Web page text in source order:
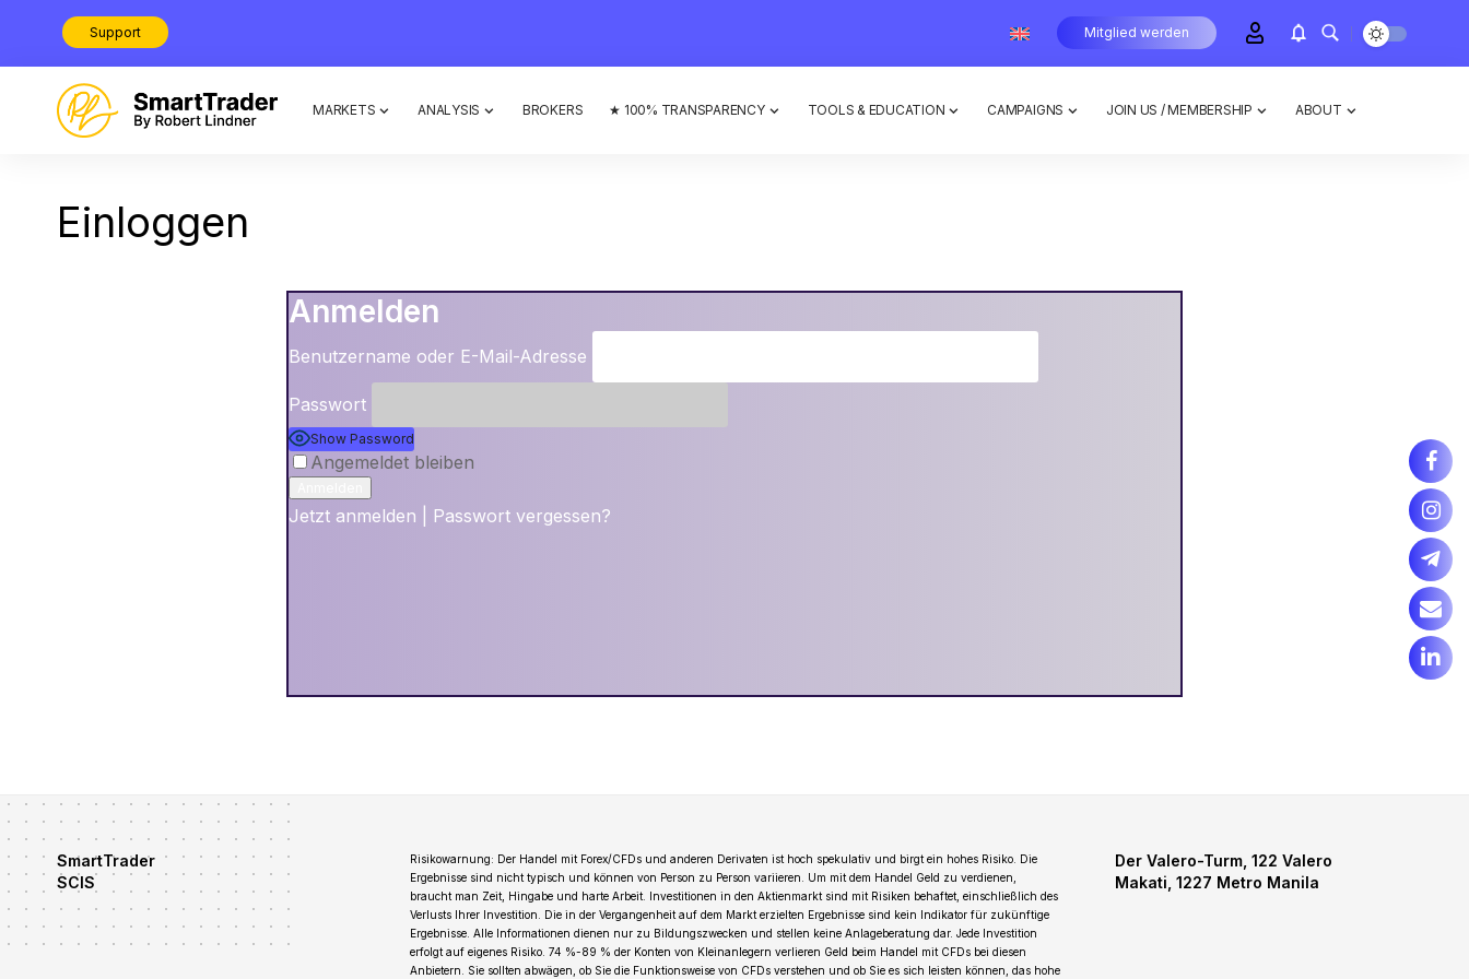
Support Mitglied werden
MARKETS ANALYSIS BROKERS ★ 100% TRANSPARENCY TOOLS & EDUCATION CAMPAIGNS JOIN US / MEMBERSHIP ABOUT
Einloggen
Anmelden
Benutzername oder E-Mail-Adresse
Passwort
Show Password
Angemeldet bleiben
Jetzt anmelden Passwort vergessen?
SmartTrader
SCIS
Risikowarnung: Der Handel mit Forex/CFDs und anderen Derivaten ist hoch spekulativ und birgt ein hohes Risiko. Die
Ergebnisse sind nicht typisch und können von Person zu Person variieren. Um mit dem Handel Geld zu verdienen,
braucht man Zeit, Hingabe und harte Arbeit. Investitionen in den Aktienmarkt sind mit Risiken behaftet, einschließlich des
Verlusts Ihrer Investition. Die in der Vergangenheit auf dem Markt erzielten Ergebnisse sind kein Indikator für zukünftige
Ergebnisse. Alle Informationen dienen nur zu Bildungszwecken und stellen keine Anlageberatung dar. Jede Investition
erfolgt auf eigenes Risiko. 74 %-89 % der Konten von Kleinanlegern verlieren Geld beim Handel mit CFDs bei diesen
Anbietern. Sie sollten abwägen, ob Sie die Funktionsweise von CFDs verstehen und ob Sie es sich leisten können, das hohe
Der Valero-Turm, 122 Valero
Makati, 1227 Metro Manila